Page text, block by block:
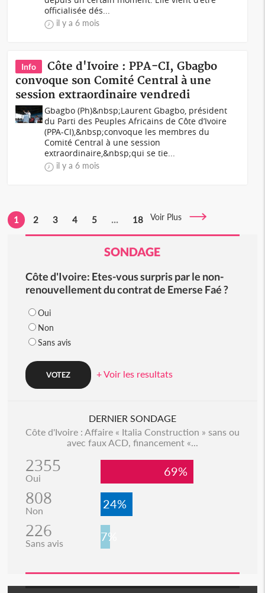
officialisée dés...
il y a 6 mois
Info
Côte d'Ivoire : PPA-CI, Gbagbo
convoque son Comité Central à une
session extraordinaire vendredi
Gbagbo (Ph)&nbsp;Laurent Gbagbo, président
du Parti des Peuples Africains de Côte d’Ivoire
(PPA-CI),&nbsp;convoque les membres du
Comité Central à une session
extraordinaire,&nbsp;qui se tie...
il y a 6 mois
1 2 3 4 5 ... 18 Voir Plus
SONDAGE
Côte d'Ivoire: Etes-vous surpris par le non-
renouvellement du contrat de Emerse Faé ?
Oui
Non
Sans avis
+ Voir les resultats
DERNIER SONDAGE
Côte d'Ivoire : Affaire « Italia Construction » sans ou
avec faux ACD, financement «...
2355
Oui 69%
808
Non 24%
226
Sans avis 7%